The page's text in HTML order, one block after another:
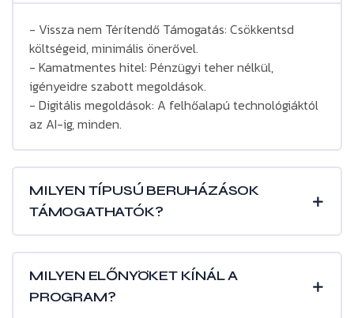
- Vissza nem Térítendő Támogatás: Csökkentsd
költségeid, minimális önerővel.
- Kamatmentes hitel: Pénzügyi teher nélkül,
igényeidre szabott megoldások.
- Digitális megoldások: A felhőalapú technológiáktól
az AI-ig, minden.
MILYEN TÍPUSÚ BERUHÁZÁSOK
TÁMOGATHATÓK?
MILYEN ELŐNYÖKET KÍNÁL A
PROGRAM?